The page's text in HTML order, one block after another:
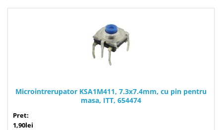
Microintrerupator KSA1M411, 7.3x7.4mm, cu pin pentru
masa, ITT, 654474
Pret:
1,90lei